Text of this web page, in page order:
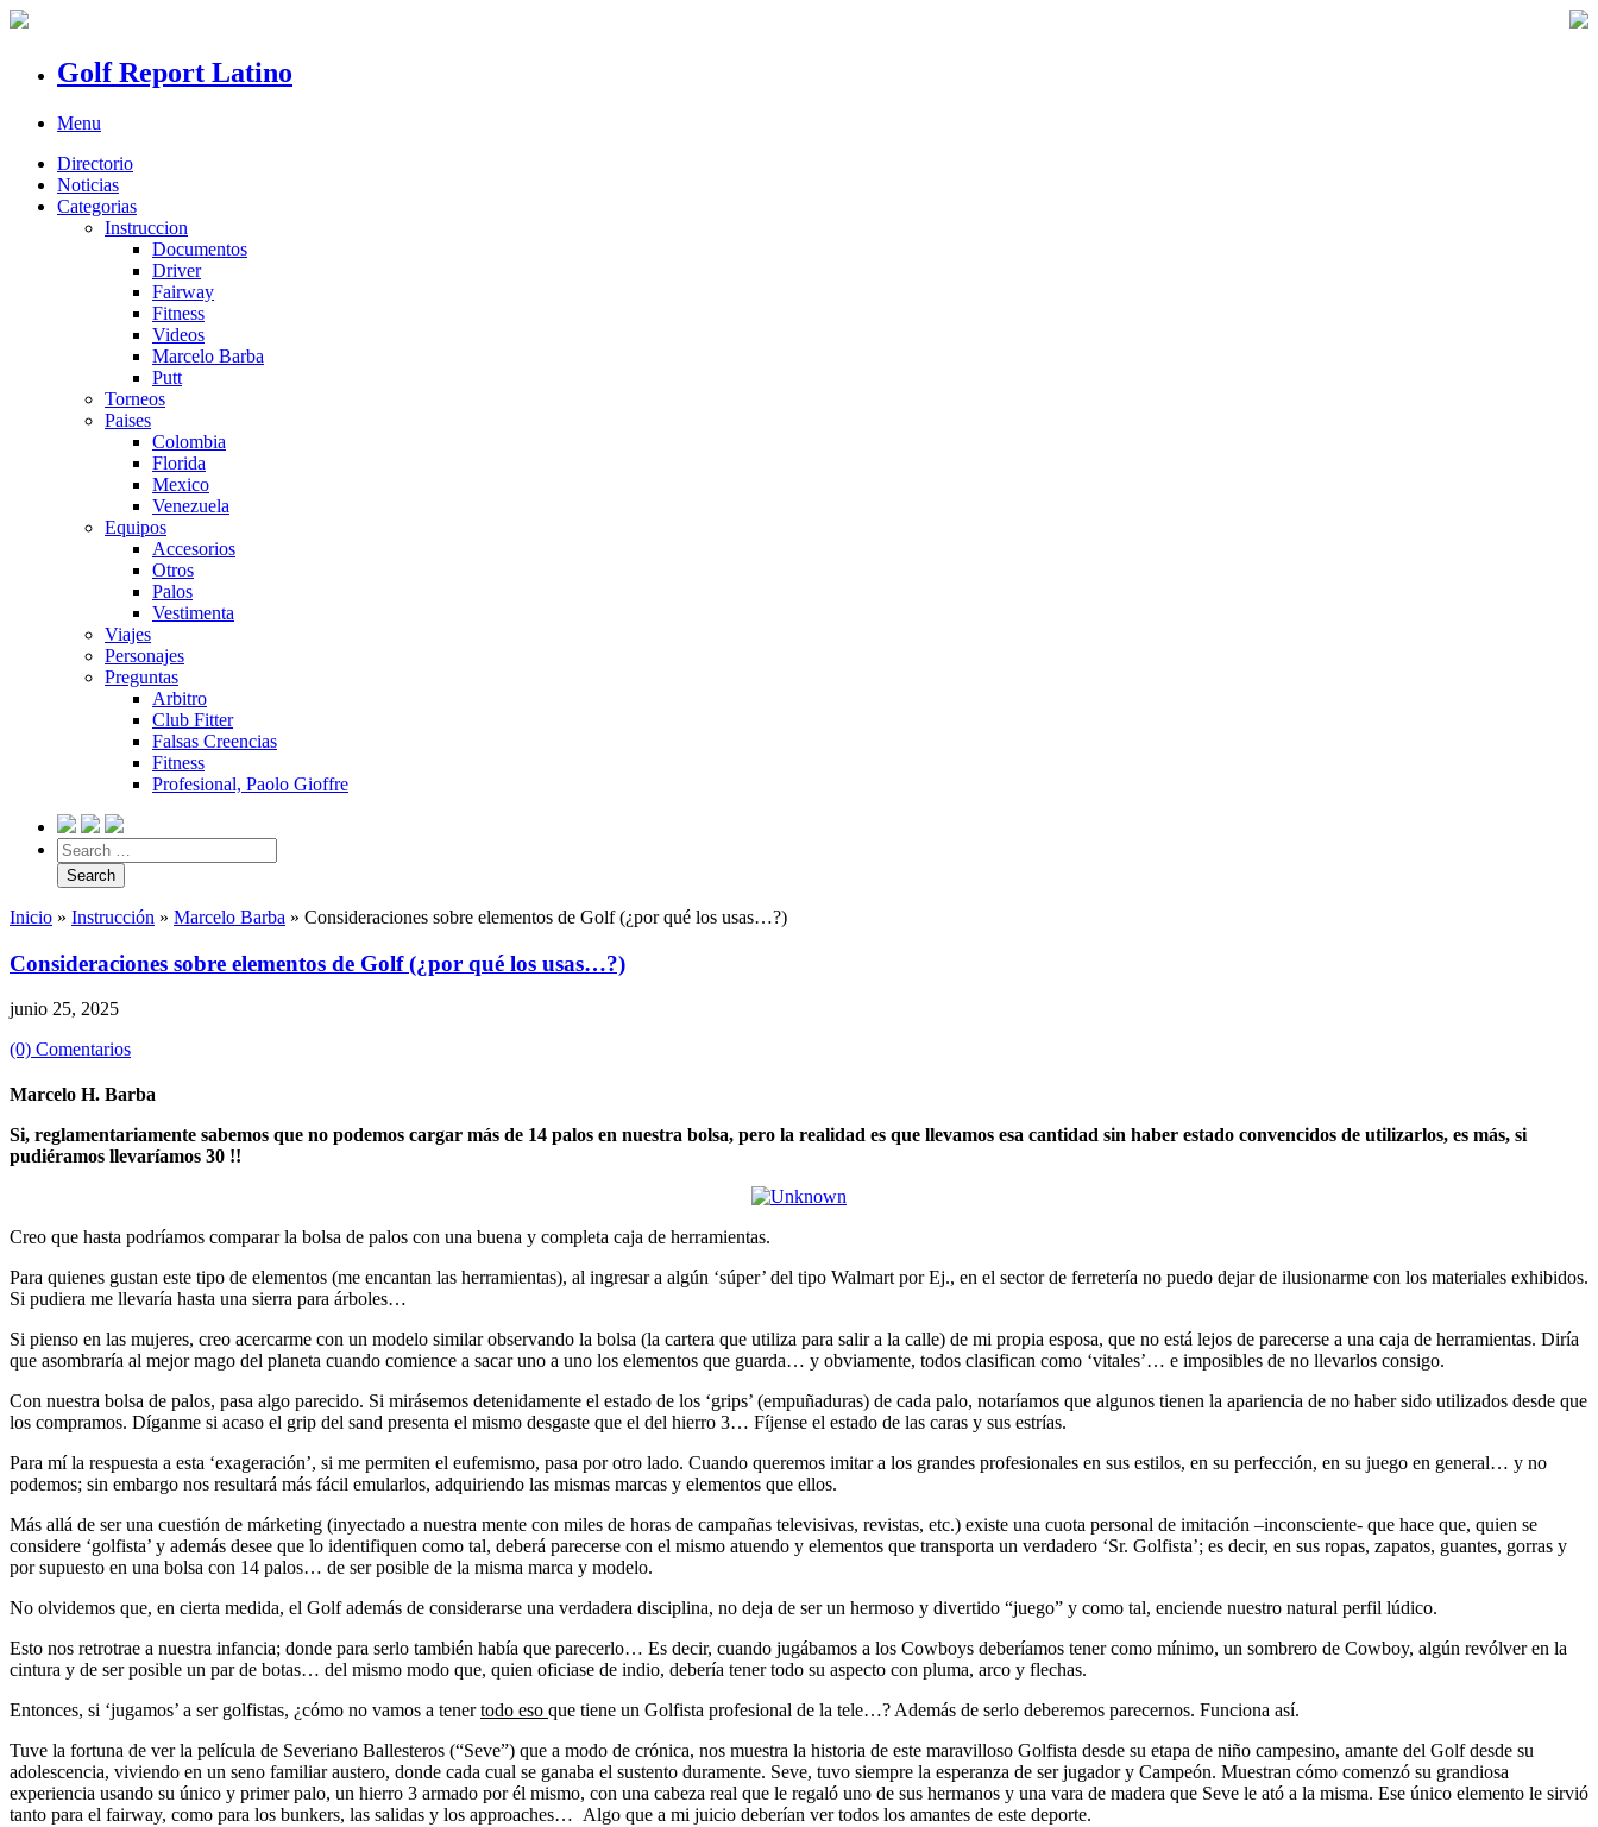
Golf Report Latino
Menu
Directorio
Noticias
Categorias
Instruccion
Documentos
Driver
Fairway
Fitness
Videos
Marcelo Barba
Putt
Torneos
Paises
Colombia
Florida
Mexico
Venezuela
Equipos
Accesorios
Otros
Palos
Vestimenta
Viajes
Personajes
Preguntas
Arbitro
Club Fitter
Falsas Creencias
Fitness
Profesional, Paolo Gioffre
Inicio » Instrucción » Marcelo Barba » Consideraciones sobre elementos de Golf (¿por qué los usas…?)
Consideraciones sobre elementos de Golf (¿por qué los usas…?)
junio 25, 2025
(0) Comentarios
Marcelo H. Barba
Si, reglamentariamente sabemos que no podemos cargar más de 14 palos en nuestra bolsa, pero la realidad es que llevamos esa cantidad sin haber estado convencidos de utilizarlos, es más, si
pudiéramos llevaríamos 30 !!
Creo que hasta podríamos comparar la bolsa de palos con una buena y completa caja de herramientas.
Para quienes gustan este tipo de elementos (me encantan las herramientas), al ingresar a algún ‘súper’ del tipo Walmart por Ej., en el sector de ferretería no puedo dejar de ilusionarme con los materiales exhibidos.
Si pudiera me llevaría hasta una sierra para árboles…
Si pienso en las mujeres, creo acercarme con un modelo similar observando la bolsa (la cartera que utiliza para salir a la calle) de mi propia esposa, que no está lejos de parecerse a una caja de herramientas. Diría
que asombraría al mejor mago del planeta cuando comience a sacar uno a uno los elementos que guarda… y obviamente, todos clasifican como ‘vitales’… e imposibles de no llevarlos consigo.
Con nuestra bolsa de palos, pasa algo parecido. Si mirásemos detenidamente el estado de los ‘grips’ (empuñaduras) de cada palo, notaríamos que algunos tienen la apariencia de no haber sido utilizados desde que
los compramos. Díganme si acaso el grip del sand presenta el mismo desgaste que el del hierro 3… Fíjense el estado de las caras y sus estrías.
Para mí la respuesta a esta ‘exageración’, si me permiten el eufemismo, pasa por otro lado. Cuando queremos imitar a los grandes profesionales en sus estilos, en su perfección, en su juego en general… y no
podemos; sin embargo nos resultará más fácil emularlos, adquiriendo las mismas marcas y elementos que ellos.
Más allá de ser una cuestión de márketing (inyectado a nuestra mente con miles de horas de campañas televisivas, revistas, etc.) existe una cuota personal de imitación –inconsciente- que hace que, quien se
considere ‘golfista’ y además desee que lo identifiquen como tal, deberá parecerse con el mismo atuendo y elementos que transporta un verdadero ‘Sr. Golfista’; es decir, en sus ropas, zapatos, guantes, gorras y
por supuesto en una bolsa con 14 palos… de ser posible de la misma marca y modelo.
No olvidemos que, en cierta medida, el Golf además de considerarse una verdadera disciplina, no deja de ser un hermoso y divertido “juego” y como tal, enciende nuestro natural perfil lúdico.
Esto nos retrotrae a nuestra infancia; donde para serlo también había que parecerlo… Es decir, cuando jugábamos a los Cowboys deberíamos tener como mínimo, un sombrero de Cowboy, algún revólver en la
cintura y de ser posible un par de botas… del mismo modo que, quien oficiase de indio, debería tener todo su aspecto con pluma, arco y flechas.
Entonces, si ‘jugamos’ a ser golfistas, ¿cómo no vamos a tenertodo eso que tiene un Golfista profesional de la tele…? Además de serlo deberemos parecernos. Funciona así.
Tuve la fortuna de ver la película de Severiano Ballesteros (“Seve”) que a modo de crónica, nos muestra la historia de este maravilloso Golfista desde su etapa de niño campesino, amante del Golf desde su
adolescencia, viviendo en un seno familiar austero, donde cada cual se ganaba el sustento duramente. Seve, tuvo siempre la esperanza de ser jugador y Campeón. Muestran cómo comenzó su grandiosa
experiencia usando su único y primer palo, un hierro 3 armado por él mismo, con una cabeza real que le regaló uno de sus hermanos y una vara de madera que Seve le ató a la misma. Ese único elemento le sirvió
tanto para el fairway, como para los bunkers, las salidas y los approaches… Algo que a mi juicio deberían ver todos los amantes de este deporte.